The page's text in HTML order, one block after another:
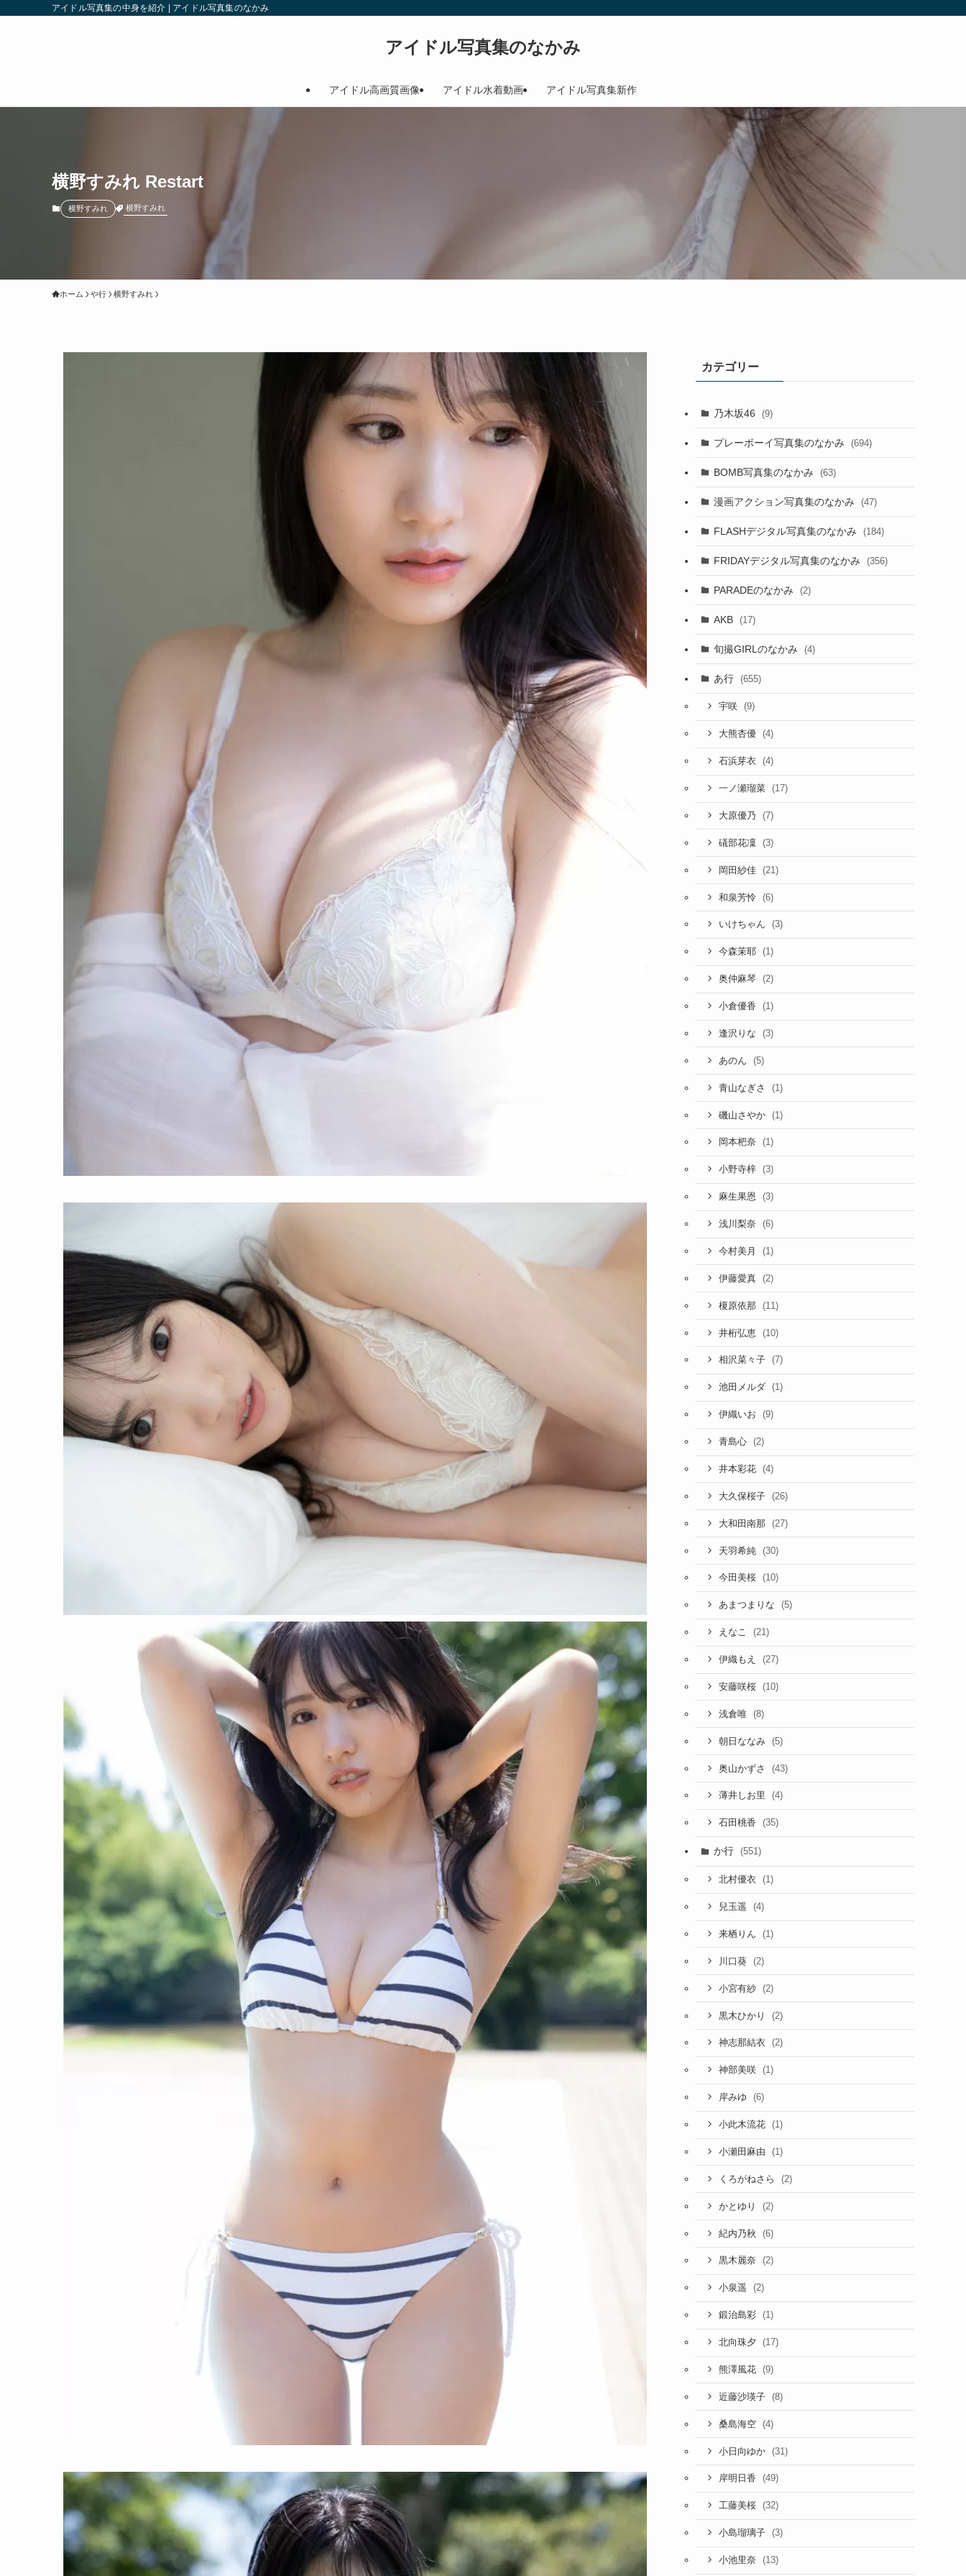
アイドル写真集の中身を紹介 | アイドル写真集のなかみ
アイドル写真集のなかみ
アイドル高画質画像 アイドル水着動画 アイドル写真集新作
横野すみれ Restart
横野すみれ 横野すみれ
ホーム や行 横野すみれ
カテゴリー
乃木坂46 (9)
プレーボーイ写真集のなかみ (694)
BOMB写真集のなかみ (63)
漫画アクション写真集のなかみ (47)
FLASHデジタル写真集のなかみ (184)
FRIDAYデジタル写真集のなかみ (356)
PARADEのなかみ (2)
AKB (17)
旬撮GIRLのなかみ (4)
あ行 (655)
宇咲 (9)
大熊杏優 (4)
石浜芽衣 (4)
一ノ瀬瑠菜 (17)
大原優乃 (7)
礒部花凜 (3)
岡田紗佳 (21)
和泉芳怜 (6)
いけちゃん (3)
今森茉耶 (1)
奥仲麻琴 (2)
小倉優香 (1)
逢沢りな (3)
あのん (5)
青山なぎさ (1)
磯山さやか (1)
岡本杷奈 (1)
小野寺梓 (3)
麻生果恩 (3)
浅川梨奈 (6)
今村美月 (1)
伊藤愛真 (2)
榎原依那 (11)
井桁弘恵 (10)
相沢菜々子 (7)
池田メルダ (1)
伊織いお (9)
青島心 (2)
井本彩花 (4)
大久保桜子 (26)
大和田南那 (27)
天羽希純 (30)
今田美桜 (10)
あまつまりな (5)
えなこ (21)
伊織もえ (27)
安藤咲桜 (10)
浅倉唯 (8)
朝日ななみ (5)
奥山かずさ (43)
薄井しお里 (4)
石田桃香 (35)
か行 (551)
北村優衣 (1)
兒玉遥 (4)
来栖りん (1)
川口葵 (2)
小宮有紗 (2)
黒木ひかり (2)
神志那結衣 (2)
神部美咲 (1)
岸みゆ (6)
小此木流花 (1)
小瀬田麻由 (1)
くろがねさら (2)
かとゆり (2)
紀内乃秋 (6)
黒木麗奈 (2)
小泉遥 (2)
鍛治島彩 (1)
北向珠夕 (17)
熊澤風花 (9)
近藤沙瑛子 (8)
桑島海空 (4)
小日向ゆか (31)
岸明日香 (49)
工藤美桜 (32)
小島瑠璃子 (3)
小池里奈 (13)